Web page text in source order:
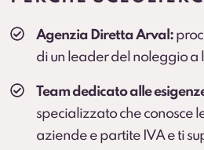
Soluzione consigliata per
operative (secondo
Agenzia Diretta Arval:
di un leader del noleggio a
Team dedicato alle
specializzato che conosce
aziende e partite IVA e ti